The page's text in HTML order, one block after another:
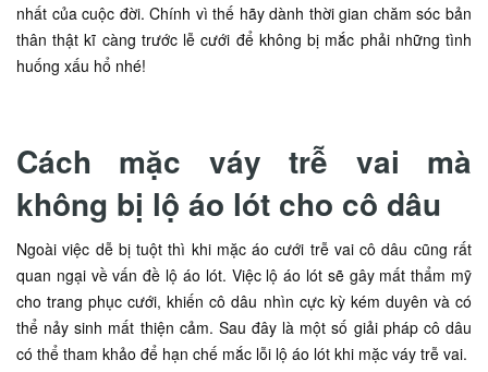
nhất của cuộc đời. Chính vì thế hãy dành thời gian chăm sóc bản
thân thật kĩ càng trước lễ cưới để không bị mắc phải những tình
huống xấu hổ nhé!
Cách mặc váy trễ vai mà
không bị lộ áo lót cho cô dâu
Ngoài việc dễ bị tuột thì khi mặc áo cưới trễ vai cô dâu cũng rất
quan ngại về vấn đề lộ áo lót. Việc lộ áo lót sẽ gây mất thẩm mỹ
cho trang phục cưới, khiến cô dâu nhìn cực kỳ kém duyên và có
thể nảy sinh mất thiện cảm. Sau đây là một số giải pháp cô dâu
có thể tham khảo để hạn chế mắc lỗi lộ áo lót khi mặc váy trễ vai.